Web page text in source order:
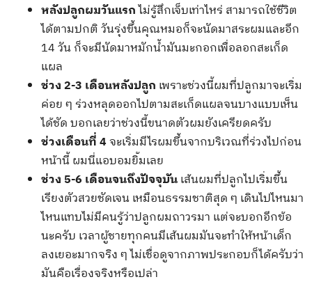
หลังปลูกผมวันแรกไม่รู้สึกเจ็บเท่าไหร่ สามารถใช้ชีวิต
ได้ตามปกติ วันรุ่งขึ้นคุณหมอก็จะนัดมาสระผมและอีก
14 วัน ก็จะมีนัดมาหมักน้ำมันมะกอกเพื่อลอกสะเก็ด
แผล
ช่วง 2-3 เดือนหลังปลูก เพราะช่วงนี้ผมที่ปลูกมาจะเริ่ม
ค่อย ๆ ร่วงหลุดออกไปตามสะเก็ดแผลจนบางแบบเห็น
ได้ชัด บอกเลยว่าช่วงนี้ขนาดตัวผมยังเครียดครับ
ช่วงเดือนที่ 4จะเริ่มมีไรผมขึ้นจากบริเวณที่ร่วงไปก่อน
หน้านี้ ผมนี่แอบอมยิ้มเลย
ช่วง 5-6 เดือนจนถึงปัจจุบันเส้นผมที่ปลูกไปเริ่มขึ้น
เรียงตัวสวยชัดเจน เหมือนธรรมชาติสุด ๆ เดินไปไหนมา
ไหนแทบไม่มีคนรู้ว่าปลูกผมถาวรมา แต่จะบอกอีกข้อ
นะครับ เวลาผู้ชายทุกคนมีเส้นผมมันจะทำให้หน้าเด็ก
ลงเยอะมากจริง ๆ ไม่เชื่อดูจากภาพประกอบก็ได้ครับว่า
มันคือเรื่องจริงหรือเปล่า